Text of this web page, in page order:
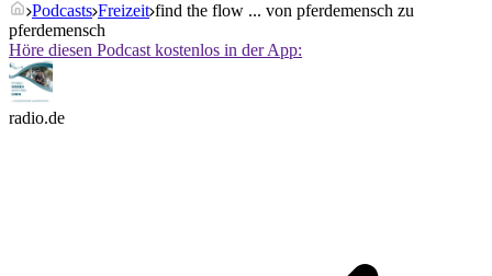
Podcasts Freizeit find the flow ... von pferdemensch zu
pferdemensch
Höre diesen Podcast kostenlos in der App:
radio.de